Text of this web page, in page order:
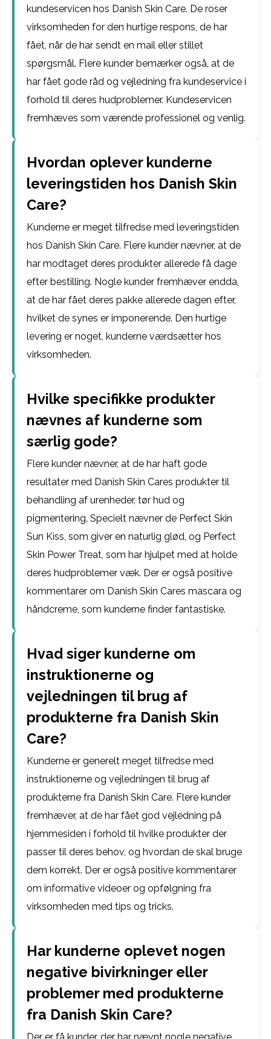
kundeservicen hos Danish Skin Care. De roser
virksomheden for den hurtige respons, de har
fået, når de har sendt en mail eller stillet
spørgsmål. Flere kunder bemærker også, at de
har fået gode råd og vejledning fra kundeservice i
forhold til deres hudproblemer. Kundeservicen
fremhæves som værende professionel og venlig.
Hvordan oplever kunderne
leveringstiden hos Danish Skin
Care?
Kunderne er meget tilfredse med leveringstiden
hos Danish Skin Care. Flere kunder nævner, at de
har modtaget deres produkter allerede få dage
efter bestilling. Nogle kunder fremhæver endda,
at de har fået deres pakke allerede dagen efter,
hvilket de synes er imponerende. Den hurtige
levering er noget, kunderne værdsætter hos
virksomheden.
Hvilke specifikke produkter
nævnes af kunderne som
særlig gode?
Flere kunder nævner, at de har haft gode
resultater med Danish Skin Cares produkter til
behandling af urenheder, tør hud og
pigmentering. Specielt nævner de Perfect Skin
Sun Kiss, som giver en naturlig glød, og Perfect
Skin Power Treat, som har hjulpet med at holde
deres hudproblemer væk. Der er også positive
kommentarer om Danish Skin Cares mascara og
håndcreme, som kunderne finder fantastiske.
Hvad siger kunderne om
instruktionerne og
vejledningen til brug af
produkterne fra Danish Skin
Care?
Kunderne er generelt meget tilfredse med
instruktionerne og vejledningen til brug af
produkterne fra Danish Skin Care. Flere kunder
fremhæver, at de har fået god vejledning på
hjemmesiden i forhold til hvilke produkter der
passer til deres behov, og hvordan de skal bruge
dem korrekt. Der er også positive kommentarer
om informative videoer og opfølgning fra
virksomheden med tips og tricks.
Har kunderne oplevet nogen
negative bivirkninger eller
problemer med produkterne
fra Danish Skin Care?